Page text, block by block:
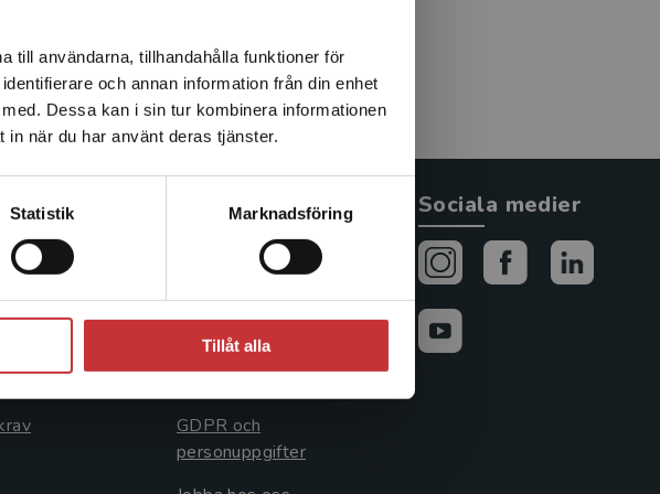
till användarna, tillhandahålla funktioner för
och annan information från din enhet
Dessa kan i sin tur kombinera informationen
in när du har använt deras tjänster.
Statistik Marknadsföring
Tillåt alla
via en
utanför
kundservice
00
svar
Allmänna länkar
Avtal och rättigheter
Cookies
GDPR och
personuppgifter
Sociala medier